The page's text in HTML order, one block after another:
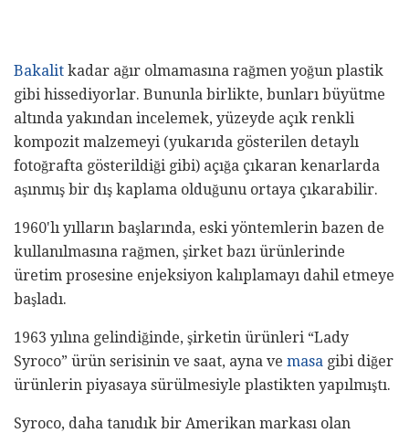
Bakalit kadar ağır olmamasına rağmen yoğun plastik
gibi hissediyorlar. Bununla birlikte, bunları büyütme
altında yakından incelemek, yüzeyde açık renkli
kompozit malzemeyi (yukarıda gösterilen detaylı
fotoğrafta gösterildiği gibi) açığa çıkaran kenarlarda
aşınmış bir dış kaplama olduğunu ortaya çıkarabilir.
1960'lı yılların başlarında, eski yöntemlerin bazen de
kullanılmasına rağmen, şirket bazı ürünlerinde
üretim prosesine enjeksiyon kalıplamayı dahil etmeye
başladı.
1963 yılına gelindiğinde, şirketin ürünleri “Lady
Syroco” ürün serisinin ve saat, ayna ve masa gibi diğer
ürünlerin piyasaya sürülmesiyle plastikten yapılmıştı.
Syroco, daha tanıdık bir Amerikan markası olan